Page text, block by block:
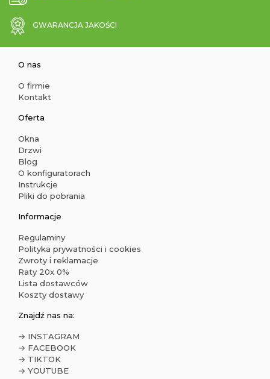
GWARANCJA JAKOŚCI
O nas
O firmie
Kontakt
Oferta
Okna
Drzwi
Blog
O konfiguratorach
Instrukcje
Pliki do pobrania
Informacje
Regulaminy
Polityka prywatności i cookies
Zwroty i reklamacje
Raty 20x 0%
Lista dostawców
Koszty dostawy
Znajdź nas na:
→ INSTAGRAM
→ FACEBOOK
→ TIKTOK
→ YOUTUBE